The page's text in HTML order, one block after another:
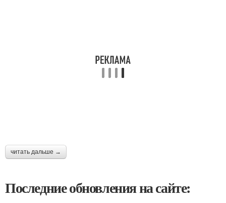
читать дальше →
Последние обновления на сайте: